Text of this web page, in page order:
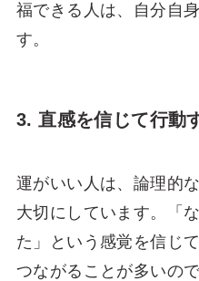
福できる人は、自分自
す。
3. 直感を信じて行動
運がいい人は、論理的
大切にしています。「
た」という感覚を信じ
つながることが多いので